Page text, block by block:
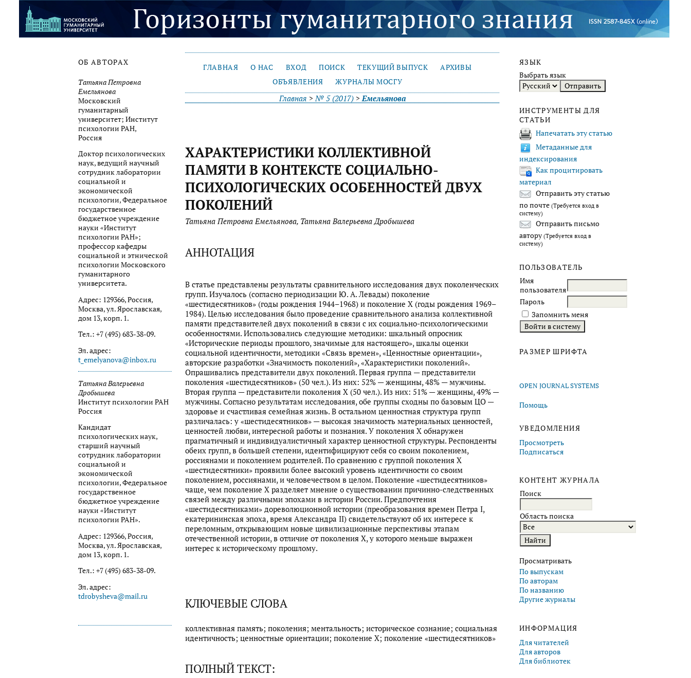
ОБ АВТОРАХ
Татьяна Петровна
Емельянова
Московский
гуманитарный
университет; Институт
психологии РАН,
Россия
Доктор психологических
наук, ведущий научный
сотрудник лаборатории
социальной и
экономической
психологии, Федеральное
государственное
бюджетное учреждение
науки «Институт
психологии РАН»;
профессор кафедры
социальной и этнической
психологии Московского
гуманитарного
университета.
Адрес: 129366, Россия,
Москва, ул. Ярославская,
дом 13, корп. 1.
Тел.: +7 (495) 683-38-09.
Эл. адрес:
t_emelyanova@inbox.ru
Татьяна Валерьевна
Дробышева
Институт психологии РАН
Россия
Кандидат
психологических наук,
старший научный
сотрудник лаборатории
социальной и
экономической
психологии, Федеральное
государственное
бюджетное учреждение
науки «Институт
психологии РАН».
Адрес: 129366, Россия,
Москва, ул. Ярославская,
дом 13, корп. 1.
Тел.: +7 (495) 683-38-09.
Эл. адрес:
tdrobysheva@mail.ru
ЯЗЫК
Выбрать язык
ИНСТРУМЕНТЫ ДЛЯ
СТАТЬИ
Напечатать эту статью
Метаданные для
индексирования
Как процитировать
материал
Отправить эту статью
по почте (Требуется вход в
систему)
Отправить письмо
автору (Требуется вход в
систему)
ПОЛЬЗОВАТЕЛЬ
Имя
пользователя
Пароль
Запомнить меня
РАЗМЕР ШРИФТА
OPEN JOURNAL SYSTEMS
Помощь
УВЕДОМЛЕНИЯ
Просмотреть
Подписаться
КОНТЕНТ ЖУРНАЛА
Поиск
Область поиска
Просматривать
По выпускам
По авторам
По названию
Другие журналы
ИНФОРМАЦИЯ
Для читателей
Для авторов
Для библиотек
ГЛАВНАЯ О НАС ВХОД ПОИСК ТЕКУЩИЙ ВЫПУСК
АРХИВЫ
ОБЪЯВЛЕНИЯ
ЖУРНАЛЫ МОСГУ
Главная >№ 5 (2017)>Емельянова
ХАРАКТЕРИСТИКИ КОЛЛЕКТИВНОЙ
ПАМЯТИ В КОНТЕКСТЕ СОЦИАЛЬНО-
ПСИХОЛОГИЧЕСКИХ ОСОБЕННОСТЕЙ ДВУХ
ПОКОЛЕНИЙ
Татьяна Петровна Емельянова, Татьяна Валерьевна Дробышева
АННОТАЦИЯ
В статье представлены результаты сравнительного исследования двух поколенческих
групп. Изучалось (согласно периодизации Ю. А. Левады) поколение
«шестидесятников» (годы рождения 1944–1968) и поколение X (годы рождения 1969–
1984). Целью исследования было проведение сравнительного анализа коллективной
памяти представителей двух поколений в связи с их социально-психологическими
особенностями. Использовались следующие методики: шкальный опросник
«Исторические периоды прошлого, значимые для настоящего», шкалы оценки
социальной идентичности, методики «Связь времен», «Ценностные ориентации»,
авторские разработки «Значимость поколений», «Характеристики поколений».
Опрашивались представители двух поколений. Первая группа — представители
поколения «шестидесятников» (50 чел.). Из них: 52% — женщины, 48% — мужчины.
Вторая группа — представители поколения X (50 чел.). Из них: 51% — женщины, 49% —
мужчины. Согласно результатам исследования, обе группы сходны по базовым ЦО —
здоровье и счастливая семейная жизнь. В остальном ценностная структура групп
различалась: у «шестидесятников» — высокая значимость материальных ценностей,
ценностей любви, интересной работы и познания. У поколения Х обнаружен
прагматичный и индивидуалистичный характер ценностной структуры. Респонденты
обеих групп, в большей степени, идентифицируют себя со своим поколением,
россиянами и поколением родителей. По сравнению с группой поколения Х
«шестидесятники» проявили более высокий уровень идентичности со своим
поколением, россиянами, и человечеством в целом. Поколение «шестидесятников»
чаще, чем поколение Х разделяет мнение о существовании причинно-следственных
связей между различными эпохами в истории России. Предпочтения
«шестидесятниками» дореволюционной истории (преобразования времен Петра I,
екатерининская эпоха, время Александра II) свидетельствуют об их интересе к
переломным, открывающим новые цивилизационные перспективы этапам
отечественной истории, в отличие от поколения Х, у которого меньше выражен
интерес к историческому прошлому.
КЛЮЧЕВЫЕ СЛОВА
коллективная память; поколения; ментальность; историческое сознание; социальная
идентичность; ценностные ориентации; поколение X; поколение «шестидесятников»
ПОЛНЫЙ ТЕКСТ: